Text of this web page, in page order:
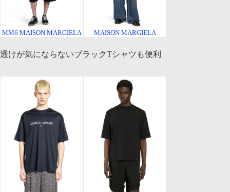
MM6 MAISON MARGIELA MAISON MARGIELA
透けが気にならないブラックTシャツも便利